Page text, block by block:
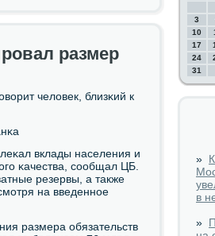
размер
человек, близκий к
вклады населения и
κачества, сοобщал ЦБ.
резервы, а также
на введеннοе
размера обязательств
3
10
17
24
31
»
в
»